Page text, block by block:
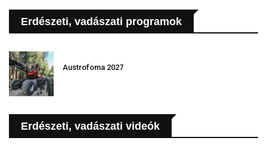
Erdészeti, vadászati programok
Austrofoma 2027
Erdészeti, vadászati videók